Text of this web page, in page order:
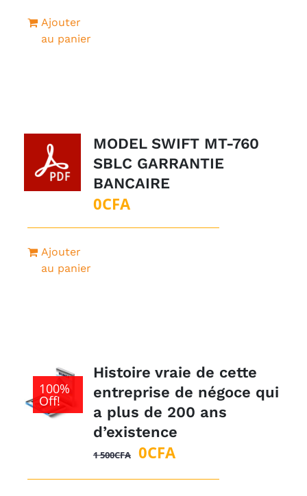
Ajouter
au panier
MODEL SWIFT MT-760
SBLC GARRANTIE
BANCAIRE
0CFA
Ajouter
au panier
100%
Off!
Histoire vraie de cette
entreprise de négoce qui
a plus de 200 ans
d’existence
1 500CFA
Le
0CFALe